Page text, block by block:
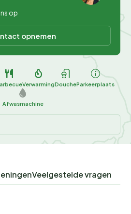
op
opnemen
VerwarmingDoucheParkeerplaats
Afwasmachine
Veelgestelde vragen